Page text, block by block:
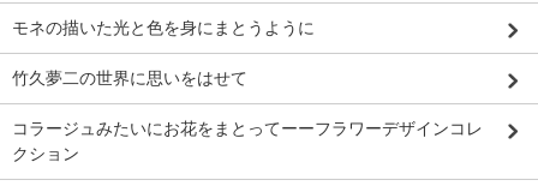
モネの描いた光と色を身にまとうように
竹久夢二の世界に思いをはせて
コラージュみたいにお花をまとってーーフラワーデザインコレ
クション